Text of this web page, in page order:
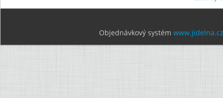
Objednávkový systém www.jidelna.cz